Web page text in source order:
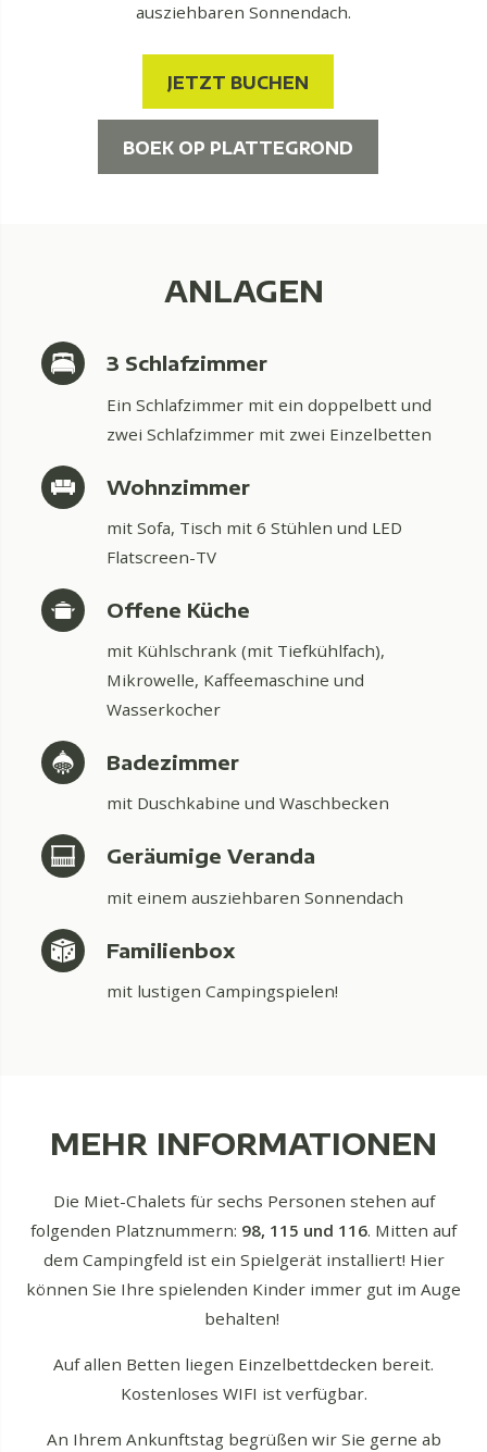
ausziehbaren Sonnendach.
JETZT BUCHEN
BOEK OP PLATTEGROND
ANLAGEN
3 Schlafzimmer
Ein Schlafzimmer mit ein doppelbett und
zwei Schlafzimmer mit zwei Einzelbetten
Wohnzimmer
mit Sofa, Tisch mit 6 Stühlen und LED
Flatscreen-TV
Offene Küche
mit Kühlschrank (mit Tiefkühlfach),
Mikrowelle, Kaffeemaschine und
Wasserkocher
Badezimmer
mit Duschkabine und Waschbecken
Geräumige Veranda
mit einem ausziehbaren Sonnendach
Familienbox
mit lustigen Campingspielen!
MEHR INFORMATIONEN
Die Miet-Chalets für sechs Personen stehen auf
folgenden Platznummern: 98, 115 und 116. Mitten auf
dem Campingfeld ist ein Spielgerät installiert! Hier
können Sie Ihre spielenden Kinder immer gut im Auge
behalten!
Auf allen Betten liegen Einzelbettdecken bereit.
Kostenloses WIFI ist verfügbar.
An Ihrem Ankunftstag begrüßen wir Sie gerne ab